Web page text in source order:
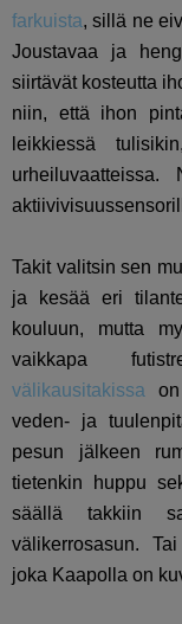
farkuista, sillä ne
Joustavaa ja
siirtävät kosteutta
niin, että ihon
leikkiessä
Takit valitsin sen
ja kesää eri
kouluun, mutta
vaikkapa
välikausitakissa
veden- ja
pesun jälkeen
tietenkin huppu
säällä takkiin
välikerrosasun.
joka Kaapolla on